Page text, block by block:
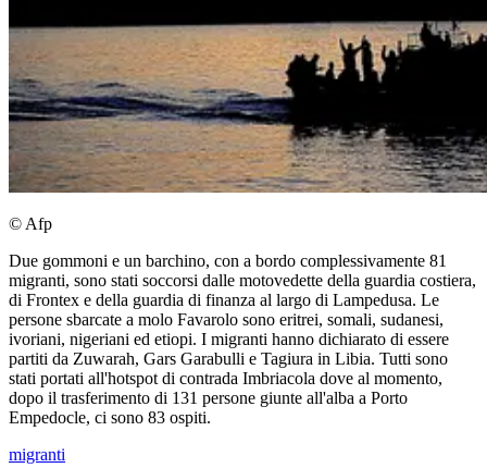
© Afp
Due gommoni e un barchino, con a bordo complessivamente 81
migranti, sono stati soccorsi dalle motovedette della guardia costiera,
di Frontex e della guardia di finanza al largo di Lampedusa. Le
persone sbarcate a molo Favarolo sono eritrei, somali, sudanesi,
ivoriani, nigeriani ed etiopi. I migranti hanno dichiarato di essere
partiti da Zuwarah, Gars Garabulli e Tagiura in Libia. Tutti sono
stati portati all'hotspot di contrada Imbriacola dove al momento,
dopo il trasferimento di 131 persone giunte all'alba a Porto
Empedocle, ci sono 83 ospiti.
migranti